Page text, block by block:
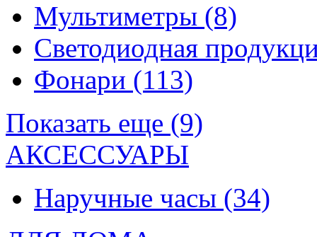
Мультиметры (8)
Светодиодная
Фонари (113)
Показать еще (9)
АКСЕССУАРЫ
Наручные часы (34)